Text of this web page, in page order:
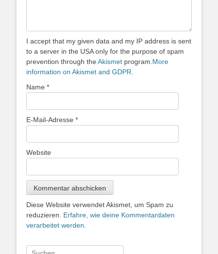
I accept that my given data and my IP address is sent
to a server in the USA only for the purpose of spam
prevention through the Akismet program. More
information on Akismet and GDPR
Name *
E-Mail-Adresse *
Website
Diese Website verwendet Akismet, um Spam zu
reduzieren. Erfahre, wie deine Kommentardaten
verarbeitet werden.
Suche